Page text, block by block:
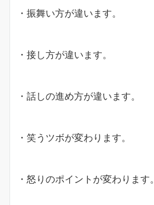
・振舞い方が違います。
・接し方が違います。
・話しの進め方が違います。
・笑うツボが変わります。
・怒りのポイントが変わります。